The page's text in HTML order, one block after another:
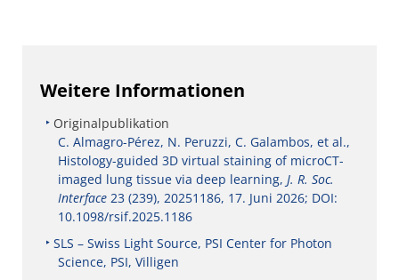
Weitere Informationen
Originalpublikation
C. Almagro-Pérez, N. Peruzzi, C. Galambos, et al.,
Histology-guided 3D virtual staining of microCT-
imaged lung tissue via deep learning, J. R. Soc.
Interface 23 (239), 20251186, 17. Juni 2026; DOI:
10.1098/rsif.2025.1186
SLS – Swiss Light Source, PSI Center for Photon
Science, PSI, Villigen